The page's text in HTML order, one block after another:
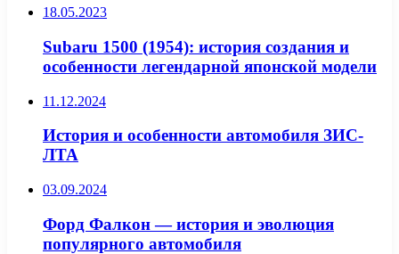
18.05.2023
Subaru 1500 (1954): история создания и
особенности легендарной японской модели
11.12.2024
История и особенности автомобиля ЗИС-
ЛТА
03.09.2024
Форд Фалкон — история и эволюция
популярного автомобиля